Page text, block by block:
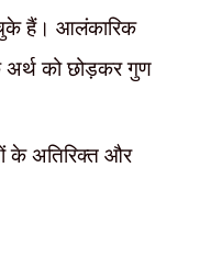
हैं। आलंकारिक
अर्थ को छोड़कर गुण
के अतिरिक्त और